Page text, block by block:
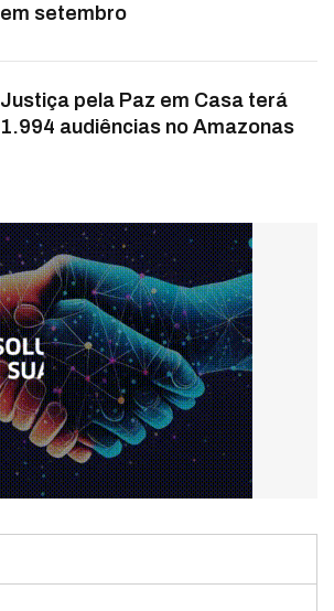
em setembro
Justiça pela Paz em Casa terá
1.994 audiências no Amazonas